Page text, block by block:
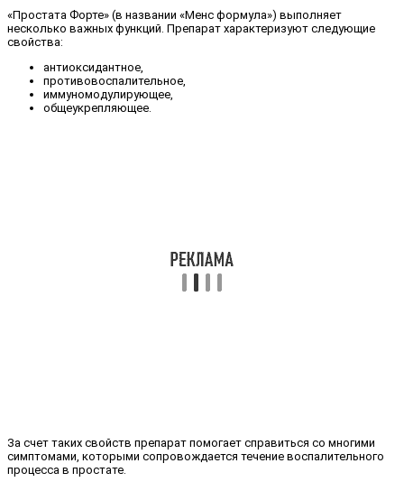
«Простата Форте» (в названии «Менс формула») выполняет
несколько важных функций. Препарат характеризуют следующие
свойства:
антиоксидантное,
противовоспалительное,
иммуномодулирующее,
общеукрепляющее.
За счет таких свойств препарат помогает справиться со многими
симптомами, которыми сопровождается течение воспалительного
процесса в простате.